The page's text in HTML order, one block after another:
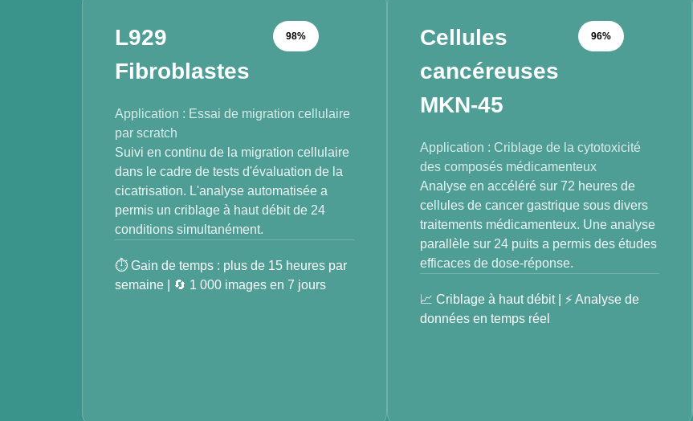
L929
Fibroblastes
98%
Application : Essai de migration cellulaire
par scratch
Suivi en continu de la migration cellulaire
dans le cadre de tests d'évaluation de la
cicatrisation. L'analyse automatisée a
permis un criblage à haut débit de 24
conditions simultanément.
⏱ Gain de temps : plus de 15 heures par
semaine | 🔄 1 000 images en 7 jours
Cellules
cancéreuses
MKN-45
96%
Application : Criblage de la cytotoxicité
des composés médicamenteux
Analyse en accéléré sur 72 heures de
cellules de cancer gastrique sous divers
traitements médicamenteux. Une analyse
parallèle sur 24 puits a permis des études
efficaces de dose-réponse.
📈 Criblage à haut débit | ⚡ Analyse de
données en temps réel